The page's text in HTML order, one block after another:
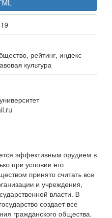
рейтинг, индекс
культура
эффективным орудием в
при условии его
принято считать все
и учреждения,
власти. В
создает все
гражданского общества.